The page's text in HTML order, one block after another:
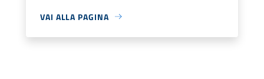
VAI ALLA PAGINA